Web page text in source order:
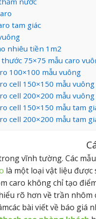
tam giác
nhiêu tiền 1m2
75×75 mẫu caro
100×100 mẫu vuông
cell 150×150 mẫu vuông
cell 200×200 mẫu vuông
cell 150×150 mẫu tam
cell 200×200 mẫu tam
vĩnh tường. Các
là một loại vật liệu
caro không chỉ tạo
rõ hơn về trần
bài viết về báo giá